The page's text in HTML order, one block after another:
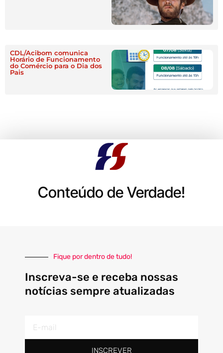
CDL/Acibom comunica
Horário de Funcionamento
do Comércio para o Dia dos
Pais
Conteúdo de Verdade!
Fique por dentro de tudo!
Inscreva-se e receba nossas
notícias sempre atualizadas
mail
INSCREVER